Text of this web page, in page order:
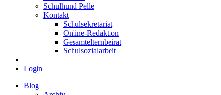
Schulhund Pelle
Kontakt
Schulsekretariat
Online-Redaktion
Gesamtelternbeirat
Schulsozialarbeit
Login
Blog